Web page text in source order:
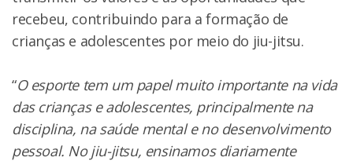
recebeu, contribuindo para a formação de
crianças e adolescentes por meio do jiu-jitsu.
“O esporte tem um papel muito importante na vida
das crianças e adolescentes, principalmente na
disciplina, na saúde mental e no desenvolvimento
pessoal. No jiu-jitsu, ensinamos diariamente